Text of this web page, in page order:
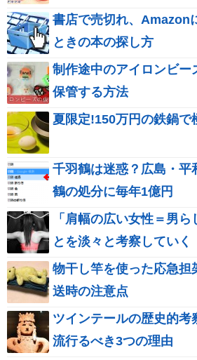
書店で売切れ、Amazon
ときの本の探し方
制作途中のアイロンビー
保管する方法
夏限定!150万円の鉄鍋で
千羽鶴は迷惑？広島・平
鶴の処分に毎年1億円
「肩幅の広い女性＝男
とを淡々と考察していく
物干し竿を使った応急担
送時の注意点
ツインテールの歴史的考
流行るべき3つの理由